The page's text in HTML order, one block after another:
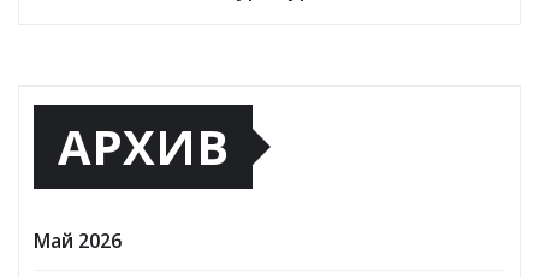
АРХИВ
Май 2026